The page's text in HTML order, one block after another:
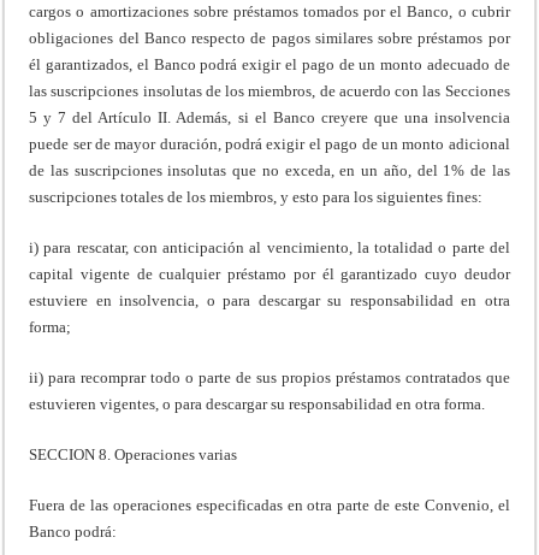
cargos o amortizaciones sobre préstamos tomados por el Banco, o cubrir
obligaciones del Banco respecto de pagos similares sobre préstamos por
él garantizados, el Banco podrá exigir el pago de un monto adecuado de
las suscripciones insolutas de los miembros, de acuerdo con las Secciones
5 y 7 del Artículo II. Además, si el Banco creyere que una insolvencia
puede ser de mayor duración, podrá exigir el pago de un monto adicional
de las suscripciones insolutas que no exceda, en un año, del 1% de las
suscripciones totales de los miembros, y esto para los siguientes fines:
i) para rescatar, con anticipación al vencimiento, la totalidad o parte del
capital vigente de cualquier préstamo por él garantizado cuyo deudor
estuviere en insolvencia, o para descargar su responsabilidad en otra
forma;
ii) para recomprar todo o parte de sus propios préstamos contratados que
estuvieren vigentes, o para descargar su responsabilidad en otra forma.
SECCION 8. Operaciones varias
Fuera de las operaciones especificadas en otra parte de este Convenio, el
Banco podrá: